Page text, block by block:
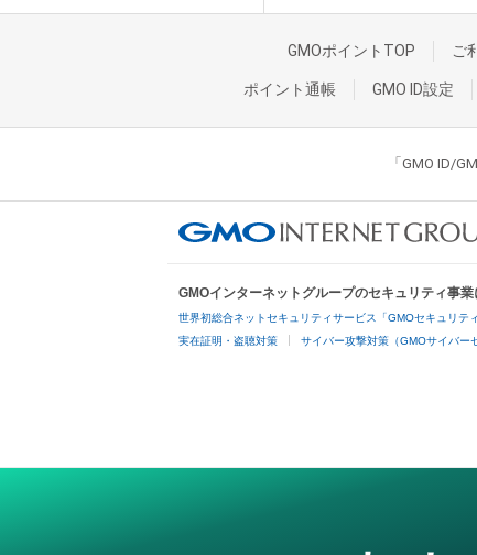
GMOポイントTOP ご
ポイント通帳 GMO ID設定
「GMO ID/
GMOインターネットグループのセキュリティ事業
世界初総合ネットセキュリティサービス「GMOセキュリテ
実在証明・盗聴対策 サイバー攻撃対策（GMOサイバー